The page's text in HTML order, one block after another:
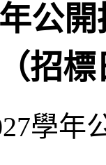
公
招標
學